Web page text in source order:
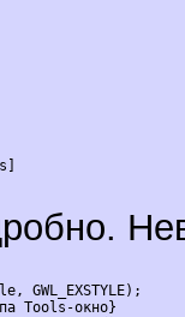
GWL_EXSTYLE);
Tools-окно}